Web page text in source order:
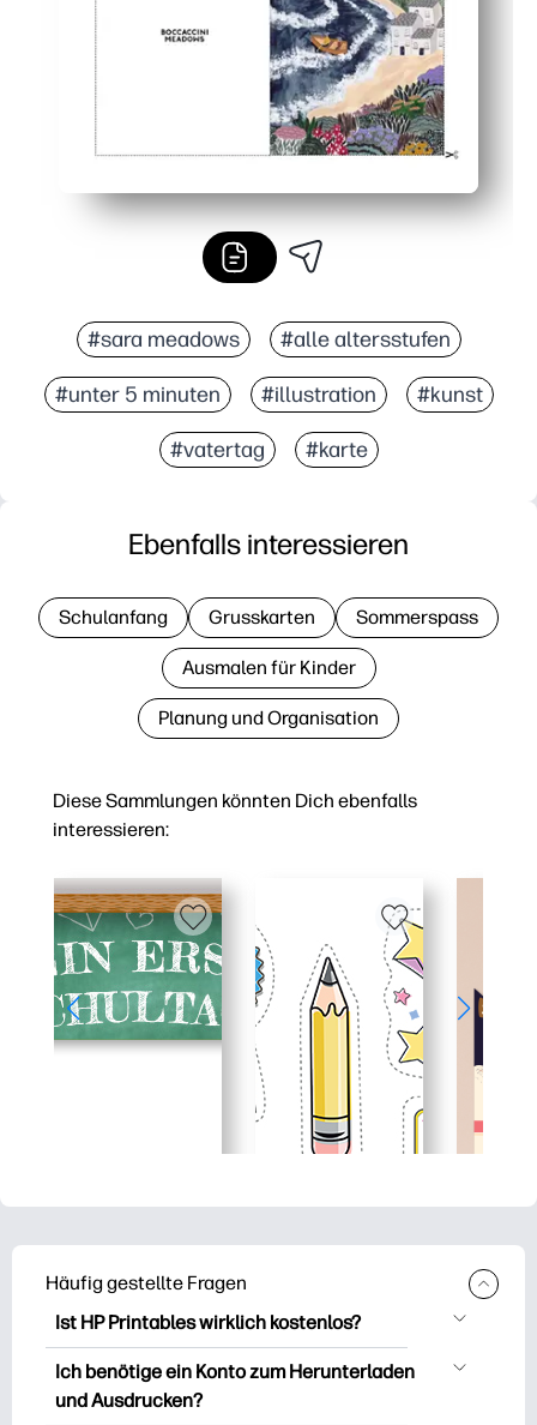
#sara meadows #alle altersstufen
#unter 5 minuten #illustration #kunst
#vatertag #karte
Diese Sammlungen könnten Dich ebenfalls
interessieren:
Ebenfalls interessieren
Schulanfang Grusskarten Sommerspass
Ausmalen für Kinder
Planung und Organisation
Häufig gestellte Fragen
Ist HP Printables wirklich kostenlos?
HP Printables bietet über 2.500
kostenlose Vorlagen zum Herunterladen
Ich benötige ein Konto zum Herunterladen
und Ausdrucken?